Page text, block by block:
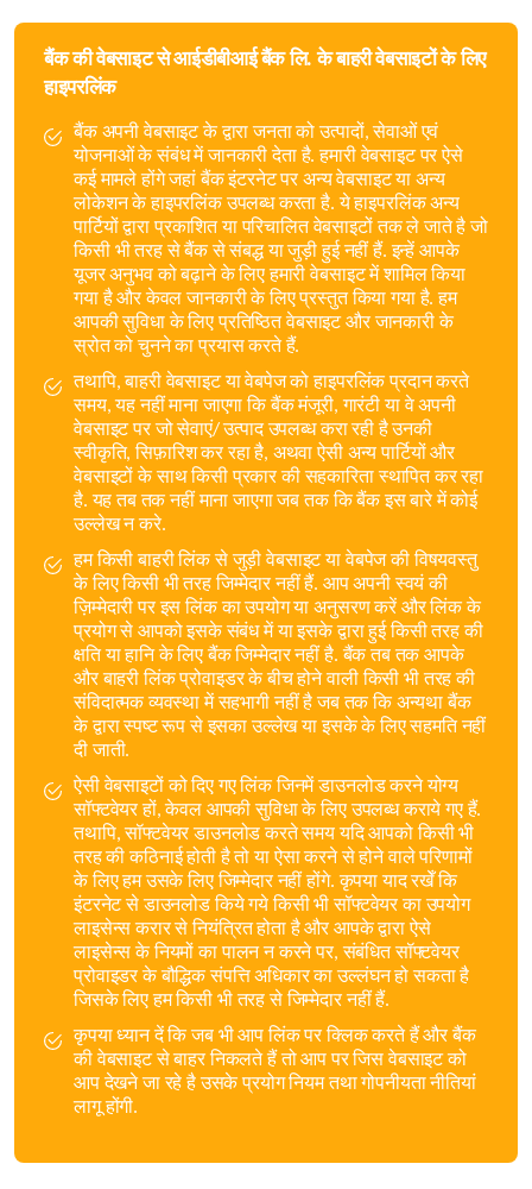
बैंक की वेबसाइट से आईडीबीआई बैंक लि. के बाहरी वेबसाइटों के लिए
हाइपरलिंक
बैंक अपनी वेबसाइट के द्वारा जनता को उत्पादों, सेवाओं एवं
योजनाओं के संबंध में जानकारी देता है. हमारी वेबसाइट पर ऐसे
कई मामले होंगे जहां बैंक इंटरनेट पर अन्य वेबसाइट या अन्य
लोकेशन के हाइपरलिंक उपलब्ध करता है. ये हाइपरलिंक अन्य
पार्टियों द्वारा प्रकाशित या परिचालित वेबसाइटों तक ले जाते है जो
किसी भी तरह से बैंक से संबद्ध या जुड़ी हुई नहीं हैं. इन्हें आपके
यूजर अनुभव को बढ़ाने के लिए हमारी वेबसाइट में शामिल किया
गया है और केवल जानकारी के लिए प्रस्तुत किया गया है. हम
आपकी सुविधा के लिए प्रतिष्ठित वेबसाइट और जानकारी के
स्रोत को चुनने का प्रयास करते हैं.
तथापि, बाहरी वेबसाइट या वेबपेज को हाइपरलिंक प्रदान करते
समय, यह नहीं माना जाएगा कि बैंक मंजूरी, गारंटी या वे अपनी
वेबसाइट पर जो सेवाएं/ उत्पाद उपलब्ध करा रही है उनकी
स्वीकृति, सिफ़ारिश कर रहा है, अथवा ऐसी अन्य पार्टियों और
वेबसाइटों के साथ किसी प्रकार की सहकारिता स्थापित कर रहा
है. यह तब तक नहीं माना जाएगा जब तक कि बैंक इस बारे में कोई
उल्लेख न करे.
हम किसी बाहरी लिंक से जुड़ी वेबसाइट या वेबपेज की विषयवस्तु
के लिए किसी भी तरह जिम्मेदार नहीं हैं. आप अपनी स्वयं की
ज़िम्मेदारी पर इस लिंक का उपयोग या अनुसरण करें और लिंक के
प्रयोग से आपको इसके संबंध में या इसके द्वारा हुई किसी तरह की
क्षति या हानि के लिए बैंक जिम्मेदार नहीं है. बैंक तब तक आपके
और बाहरी लिंक प्रोवाइडर के बीच होने वाली किसी भी तरह की
संविदात्मक व्यवस्था में सहभागी नहीं है जब तक कि अन्यथा बैंक
के द्वारा स्पष्ट रूप से इसका उल्लेख या इसके के लिए सहमति नहीं
दी जाती.
ऐसी वेबसाइटों को दिए गए लिंक जिनमें डाउनलोड करने योग्य
सॉफ्टवेयर हों, केवल आपकी सुविधा के लिए उपलब्ध कराये गए हैं.
तथापि, सॉफ्टवेयर डाउनलोड करते समय यदि आपको किसी भी
तरह की कठिनाई होती है तो या ऐसा करने से होने वाले परिणामों
के लिए हम उसके लिए जिम्मेदार नहीं होंगे. कृपया याद रखेँ कि
इंटरनेट से डाउनलोड किये गये किसी भी सॉफ्टवेयर का उपयोग
लाइसेन्स करार से नियंत्रित होता है और आपके द्वारा ऐसे
लाइसेन्स के नियमों का पालन न करने पर, संबंधित सॉफ्टवेयर
प्रोवाइडर के बौद्धिक संपत्ति अधिकार का उल्लंघन हो सकता है
जिसके लिए हम किसी भी तरह से जिम्मेदार नहीं हैं.
कृपया ध्यान दें कि जब भी आप लिंक पर क्लिक करते हैं और बैंक
की वेबसाइट से बाहर निकलते हैं तो आप पर जिस वेबसाइट को
आप देखने जा रहे है उसके प्रयोग नियम तथा गोपनीयता नीतियां
लागू होंगी.